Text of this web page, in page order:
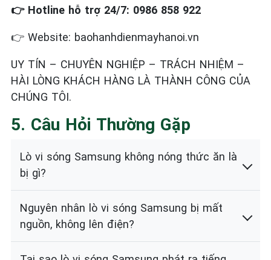
👉Hotline hỗ trợ 24/7: 0986 858 922
👉 Website: baohanhdienmayhanoi.vn
UY TÍN – CHUYÊN NGHIỆP – TRÁCH NHIỆM –
HÀI LÒNG KHÁCH HÀNG LÀ THÀNH CÔNG CỦA
CHÚNG TÔI.
5. Câu Hỏi Thường Gặp
Lò vi sóng Samsung không nóng thức ăn là
bị gì?
Nguyên nhân lò vi sóng Samsung bị mất
nguồn, không lên điện?